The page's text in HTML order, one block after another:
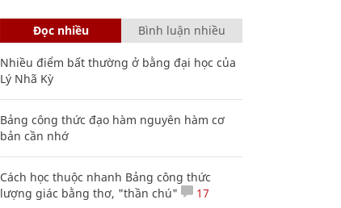
Đọc nhiều Bình luận nhiều
Nhiều điểm bất thường ở bằng đại học của
Lý Nhã Kỳ
Bảng công thức đạo hàm nguyên hàm cơ
bản cần nhớ
Cách học thuộc nhanh Bảng công thức
lượng giác bằng thơ, "thần chú"
17